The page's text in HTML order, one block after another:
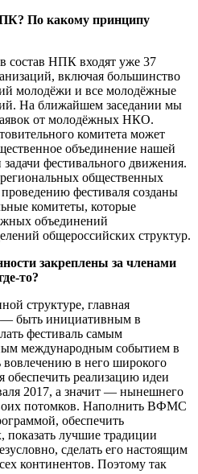
По какому принципу
НПК входят уже 37
включая большинство
молодёжи и все молодёжные
На ближайшем заседании мы
от молодёжных НКО.
комитета может
объединение нашей
фестивального движения.
общественных
фестиваля созданы
комитеты, которые
объединений
общероссийских структур.
закреплены за членами
то?
структуре, главная
— быть инициативным в
фестиваль самым
международным событием в
вовлечению в него широкого
обеспечить реализацию идеи
2017, а значит — нынешнего
потомков. Наполнить ВФМС
обеспечить
лучшие традиции
сделать его настоящим
континентов. Поэтому так